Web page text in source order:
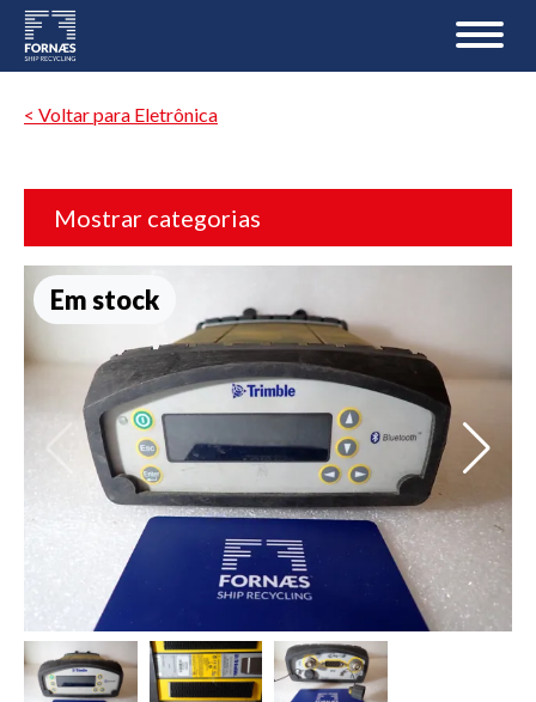
< Voltar para Eletrônica
Mostrar categorias
Em stock